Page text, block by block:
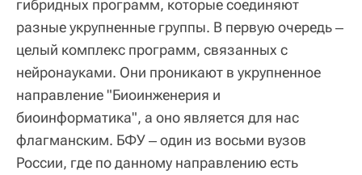
гибридных программ, которые соединяют
разные укрупненные группы. В первую очередь ‒
целый комплекс программ, связанных с
нейронауками. Они проникают в укрупненное
направление "Биоинженерия и
биоинформатика", а оно является для нас
флагманским. БФУ ‒ один из восьми вузов
России, где по данному направлению есть